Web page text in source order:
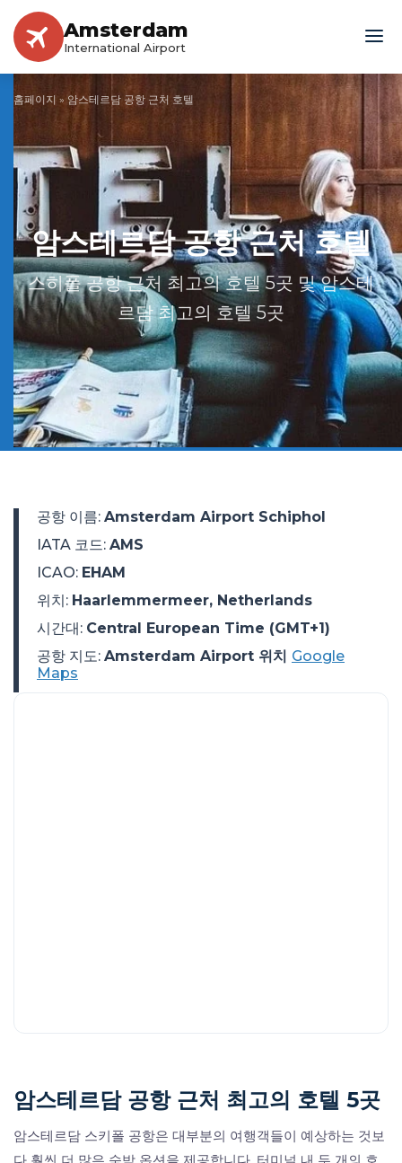
Amsterdam
International Airport
홈페이지 » 암스테르담 공항 근처 호텔
암스테르담 공항 근처 호텔
스히폴 공항 근처 최고의 호텔 5곳 및 암스테
르담 최고의 호텔 5곳
암스테르담 공항 근처 최고의 호텔 5곳
암스테르담 스키폴 공항은 대부분의 여행객들이 예상하는 것보
공항 이름: Amsterdam Airport Schiphol
IATA 코드: AMS
ICAO: EHAM
위치: Haarlemmermeer, Netherlands
시간대: Central European Time (GMT+1)
공항 지도: Amsterdam Airport 위치 Google
Maps